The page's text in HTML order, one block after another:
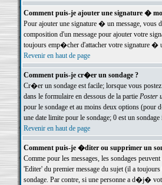
Comment puis-je ajouter une signature �
Pour ajouter une signature � un message,
composition d'un message pour ajouter votre
toujours emp�cher d'attacher votre signature �
Revenir en haut de page
Comment puis-je cr�er un sondage ?
Cr�er un sondage est facile; lorsque vous
dans le formulaire en dessous de la partie Poster
pour le sondage et au moins deux options
une date limite pour le sondage; 0 est un
Revenir en haut de page
Comment puis-je �diter ou supprimer un
Comme pour les messages, les sondages
'Editer' du premier message du sujet (il a
sondage. Par contre, si une personne a d�j�